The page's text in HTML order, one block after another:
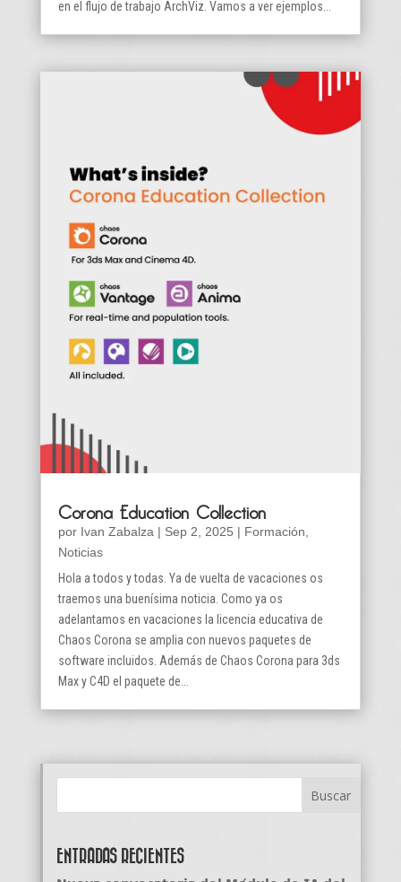
en el flujo de trabajo ArchViz. Vamos a ver ejemplos...
Corona Education Collection
por Ivan Zabalza | Sep 2, 2025 | Formación
Noticias
Hola a todos y todas. Ya de vuelta de vacaciones os
traemos una buenísima noticia. Como ya os
adelantamos en vacaciones la licencia educativa de
Chaos Corona se amplia con nuevos paquetes de
software incluidos. Además de Chaos Corona para 3ds
Max y C4D el paquete de...
ENTRADAS RECIENTES